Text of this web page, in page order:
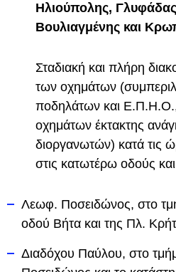
Ηλιούπολης,
Βουλιαγμένης και
Σταδιακή και πλήρη
των οχημάτων
ποδηλάτων και
οχημάτων έκτακτης
διοργανωτών) κατά τις
στις κατωτέρω οδούς
Λεωφ. Ποσειδώνος, στο
οδού Βήτα και της Πλ.
Διαδόχου Παύλου, στο